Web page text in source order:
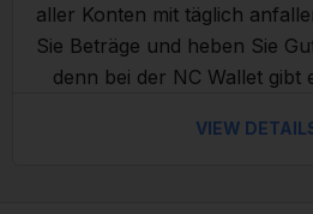
aller Konten mit täglich
Sie Beträge und heben Sie
denn bei der NC Wallet gibt
VIEW